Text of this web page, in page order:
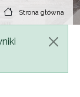
Strona główna